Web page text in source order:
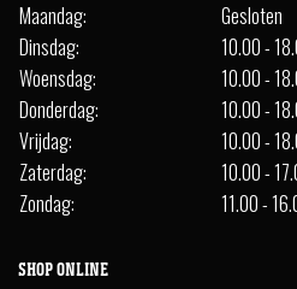
Maandag:
Gesloten
Dinsdag:
10.00 -
Woensdag:
10.00 -
Donderdag:
10.00 -
Vrijdag:
10.00 -
Zaterdag:
10.00 -
Zondag:
11.00 -
SHOP ONLINE